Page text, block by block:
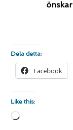
önskar
Dela detta:
Facebook
Like this:
Loading…